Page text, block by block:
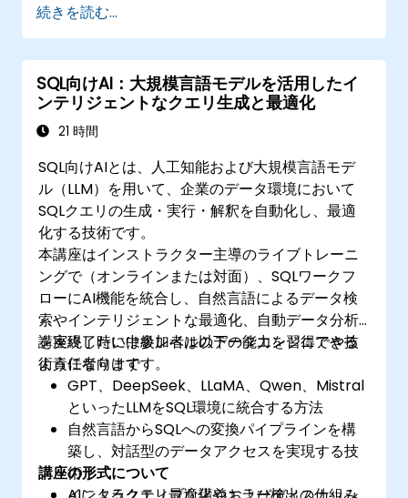
多言語コンテンツ制作におけるガバナンスお
よび承認フレームワークの構築
安全な環境下で拡張性と監査機能を備えた
LLMベースのローカライゼーションシステム
の導入
続きを読む...
SQL向けAI：大規模言語モデルを活用したイ
ンテリジェントなクエリ生成と最適化
21 時間
SQL向けAIとは、人工知能および大規模言語モデ
ル（LLM）を用いて、企業のデータ環境において
SQLクエリの生成・実行・解釈を自動化し、最適
化する技術です。
本講座はインストラクター主導のライブトレーニ
ングで（オンラインまたは対面）、SQLワークフ
ローにAI機能を統合し、自然言語によるデータ検
索やインテリジェントな最適化、自動データ分析
を実現したい中級レベルのデータエンジニアや技
術責任者向けです。
講座終了時には参加者は以下の能力を習得できる
ようになります：
GPT、DeepSeek、LLaMA、Qwen、Mistral
といったLLMをSQL環境に統合する方法
自然言語からSQLへの変換パイプラインを構
築し、対話型のデータアクセスを実現する技
術
講座の形式について